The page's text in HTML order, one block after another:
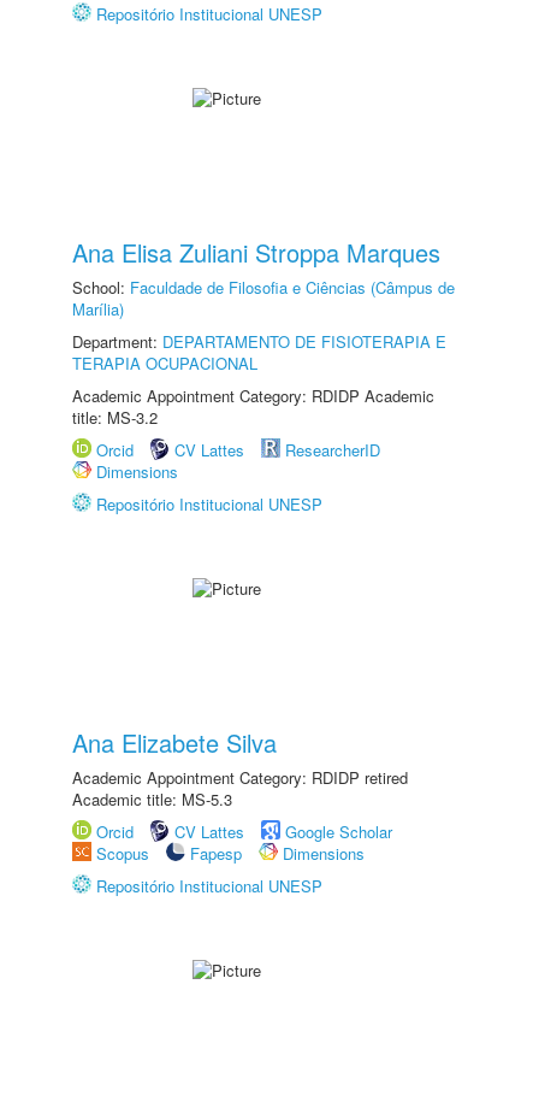
Repositório Institucional UNESP
Ana Elisa Zuliani Stroppa Marques
School: Faculdade de Filosofia e Ciências (Câmpus de
Marília)
Department: DEPARTAMENTO DE FISIOTERAPIA E
TERAPIA OCUPACIONAL
Academic Appointment Category: RDIDP Academic
title: MS-3.2
Orcid
CV Lattes
ResearcherID
Dimensions
Repositório Institucional UNESP
Ana Elizabete Silva
Academic Appointment Category: RDIDP retired
Academic title: MS-5.3
Orcid
CV Lattes
Google Scholar
Scopus
Fapesp
Dimensions
Repositório Institucional UNESP